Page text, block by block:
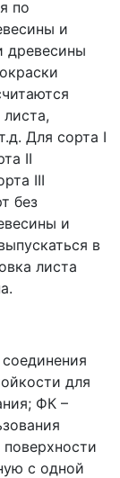
по
и
древесины
Для сорта I
II
III
без
и
в
листа
для
ФК –
с одной